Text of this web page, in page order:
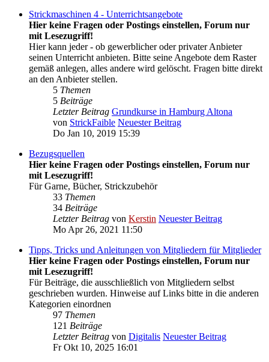
Strickmaschinen 4 - Unterrichtsangebote
Hier keine Fragen oder Postings einstellen, Forum nur
mit Lesezugriff!
Hier kann jeder - ob gewerblicher oder privater Anbieter
seinen Unterricht anbieten. Bitte seine Angebote dem Raster
gemäß anlegen, alles andere wird gelöscht. Fragen bitte direkt
an den Anbieter stellen.
5 Themen
5 Beiträge
Letzter Beitrag Grundkurse in Hamburg Altona
von StrickFaible Neuester Beitrag
Do Jan 10, 2019 15:39
Bezugsquellen
Hier keine Fragen oder Postings einstellen, Forum nur
mit Lesezugriff!
Für Garne, Bücher, Strickzubehör
33 Themen
34 Beiträge
Letzter Beitrag von Kerstin Neuester Beitrag
Mo Apr 26, 2021 11:50
Tipps, Tricks und Anleitungen von Mitgliedern für Mitglieder
Hier keine Fragen oder Postings einstellen, Forum nur
mit Lesezugriff!
Für Beiträge, die ausschließlich von Mitgliedern selbst
geschrieben wurden. Hinweise auf Links bitte in die anderen
Kategorien einordnen
97 Themen
121 Beiträge
Letzter Beitrag von Digitalis Neuester Beitrag
Fr Okt 10, 2025 16:01